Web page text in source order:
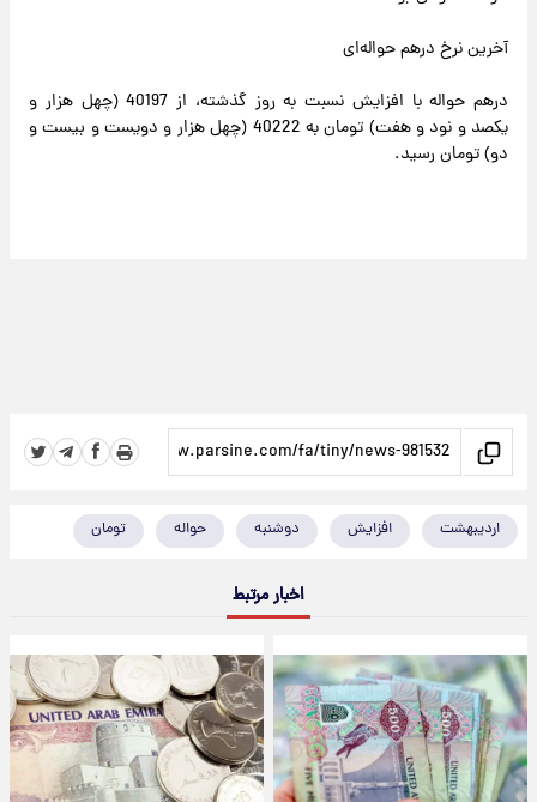
آخرین نرخ درهم حواله‌ای
درهم حواله با افزایش نسبت به روز گذشته، از 40197 (چهل هزار و
یکصد و نود و هفت) تومان به 40222 (چهل هزار و دویست و بیست و
دو) تومان رسید.
اردیبهشت افزایش دوشنبه حواله تومان
اخبار مرتبط